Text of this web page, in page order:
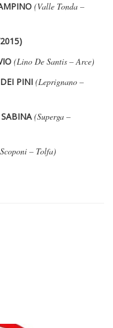
(Valle Tonda –
(Lino De Santis – Arce)
PINI (Leprignano –
(Superga –
– Tolfa)